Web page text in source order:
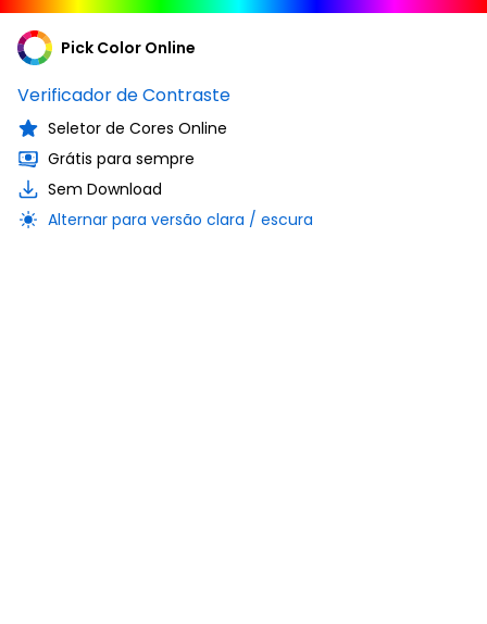
Pick Color Online
Verificador de Contraste
Seletor de Cores Online
Grátis para sempre
Sem Download
Alternar para versão clara / escura